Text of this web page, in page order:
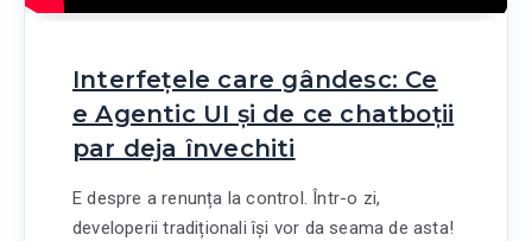
Interfețele care gândesc: Ce
e Agentic UI și de ce chatboții
par deja învechiti
E despre a renunța la control. Într-o zi,
developerii tradiționali își vor da seama de asta!